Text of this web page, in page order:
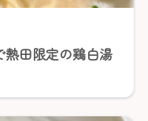
田限定の鶏白湯